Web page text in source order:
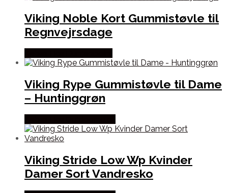
Viking Noble Kort Gummistøvle til
Regnvejrsdage
Viking Rype Gummistøvle til Dame
– Huntinggrøn
Viking Stride Low Wp Kvinder
Damer Sort Vandresko